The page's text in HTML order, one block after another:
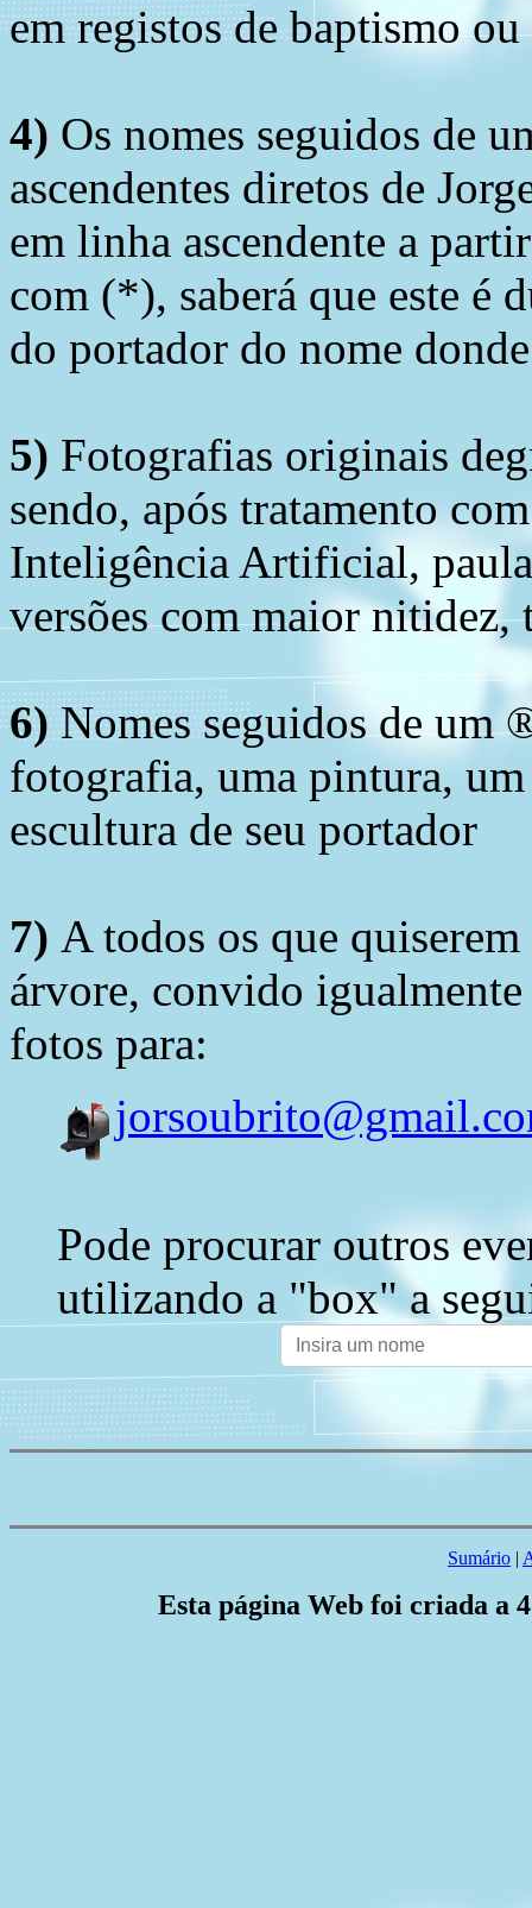
em registos de baptismo
4) Os nomes seguidos de
ascendentes diretos de
em linha ascendente a
com (*), saberá que este é
do portador do nome
5) Fotografias originais
sendo, após tratamento
Inteligência Artificial,
versões com maior nitidez,
6) Nomes seguidos de um
fotografia, uma pintura,
escultura de seu portador
7) A todos os que
árvore, convido
fotos para:
Pode procurar outros
utilizando a "box" a
Sumário |
Esta página Web foi criada a